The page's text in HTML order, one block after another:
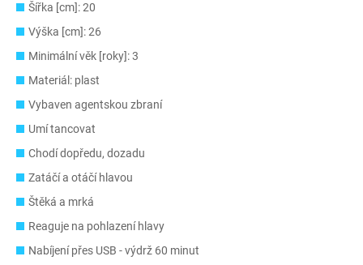
Šířka [cm]: 20
Výška [cm]: 26
Minimální věk [roky]: 3
Materiál: plast
Vybaven agentskou zbraní
Umí tancovat
Chodí dopředu, dozadu
Zatáčí a otáčí hlavou
Štěká a mrká
Reaguje na pohlazení hlavy
Nabíjení přes USB - výdrž 60 minut